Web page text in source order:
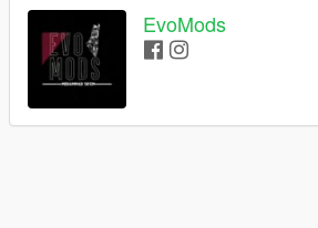
EvoMods